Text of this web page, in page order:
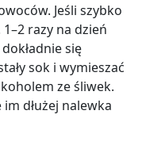
Jeśli szybko
–2 razy na dzień
się
sok i wymieszać
ze śliwek.
dłużej nalewka